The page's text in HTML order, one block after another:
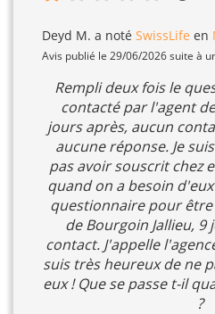
Deyd M. a noté SwissLife en
Avis publié le 29/06/2026 suite à
Rempli deux fois le
contacté par l'agent
jours après, aucun
aucune réponse. Je
pas avoir souscrit chez
quand on a besoin
questionnaire pour
de Bourgoin Jallieu, 9
contact. J'appelle
suis très heureux de ne
eux ! Que se passe t-il
?